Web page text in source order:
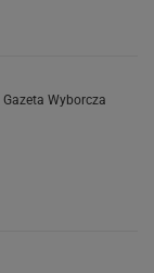
Gazeta Wyborcza